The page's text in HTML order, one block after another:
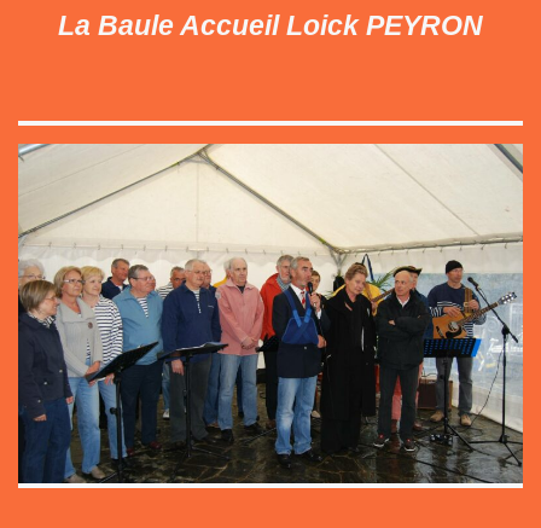
La Baule Accueil Loick PEYRON